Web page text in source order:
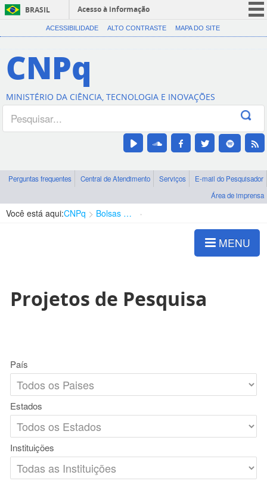
BRASIL
Acesso à informação
CORONAVÍRUS (COVID-19)
Canais
ACESSIBILIDADE ALTO CONTRASTE MAPA DO SITE
CNPq
MINISTÉRIO DA CIÊNCIA, TECNOLOGIA E INOVAÇÕES
Perguntas frequentes Central de Atendimento Serviços
E-mail do Pesquisador
Área de imprensa
Você está aqui:CNPq Bolsas e Auxílios Vigentes
MENU
Projetos de Pesquisa
País
Estados
Instituições